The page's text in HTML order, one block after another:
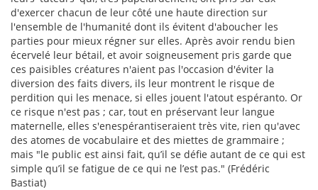
d'exercer chacun de leur côté une haute direction sur
l'ensemble de l'humanité dont ils évitent d'aboucher les
parties pour mieux régner sur elles. Après avoir rendu bien
écervelé leur bétail, et avoir soigneusement pris garde que
ces paisibles créatures n'aient pas l'occasion d'éviter la
diversion des faits divers, ils leur montrent le risque de
perdition qui les menace, si elles jouent l'atout espéranto. Or
ce risque n'est pas ; car, tout en préservant leur langue
maternelle, elles s'enespérantiseraient très vite, rien qu'avec
des atomes de vocabulaire et des miettes de grammaire ;
mais "le public est ainsi fait, qu’il se défie autant de ce qui est
simple qu’il se fatigue de ce qui ne l’est pas." (Frédéric
Bastiat)